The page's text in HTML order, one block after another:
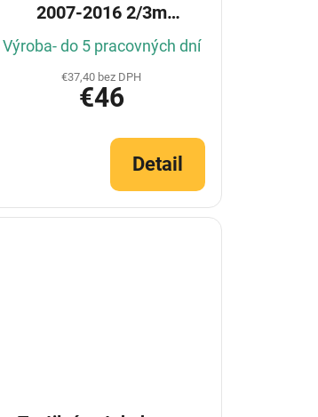
2007-2016 2/3m
(Konfigurátor)
Výroba- do 5 pracovných dní
€37,40 bez DPH
€46
Detail